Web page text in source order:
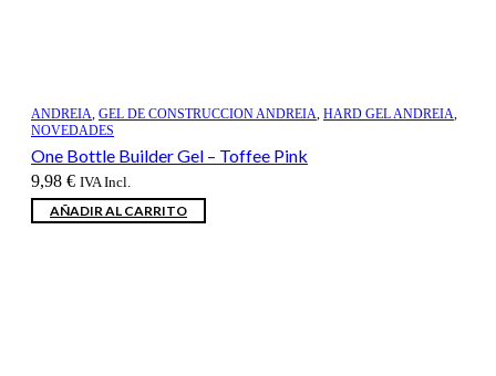
ANDREIA, GEL DE CONSTRUCCION ANDREIA, HARD GEL ANDREIA,
NOVEDADES
One Bottle Builder Gel – Toffee Pink
9,98 € IVA Incl.
AÑADIR AL CARRITO